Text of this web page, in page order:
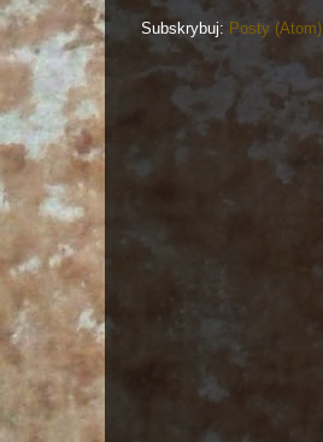
Subskrybuj: Posty (Atom)